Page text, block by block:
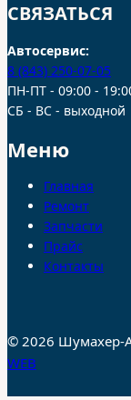
СВЯЗАТЬСЯ
Автосервис:
8 (843) 250-07-05
ПН-ПТ - 09:00 -
СБ - ВС - выходной
Меню
Главная
Ремонт
Запчасти
Прайс
Контакты
© 2026 Шумахер-
WEB